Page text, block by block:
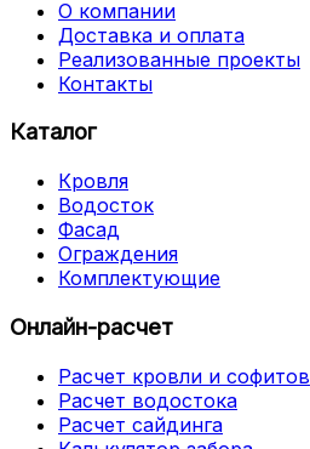
О компании
Доставка и оплата
Реализованные проекты
Контакты
Каталог
Кровля
Водосток
Фасад
Ограждения
Комплектующие
Онлайн-расчет
Расчет кровли и софитов
Расчет водостока
Расчет сайдинга